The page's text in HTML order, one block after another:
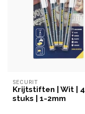
SECURIT
Krijtstiften | Wit | 4
stuks | 1-2mm